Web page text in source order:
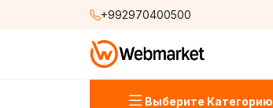
+992970400500
Выберите Категорию